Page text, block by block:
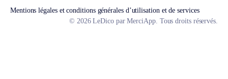
Mentions légales et conditions générales d’utilisation et de services
© 2026 LeDico par MerciApp. Tous droits réservés.